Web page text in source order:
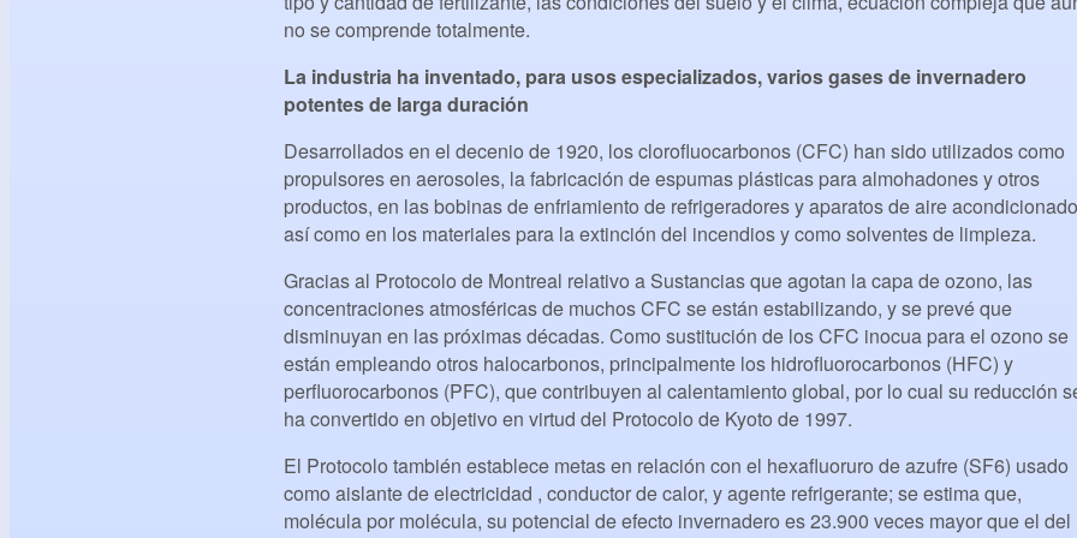
no se comprende totalmente.
La industria ha inventado, para usos especializados, varios gases de invernadero
potentes de larga duración
Desarrollados en el decenio de 1920, los clorofluocarbonos (CFC) han sido utilizados como
propulsores en aerosoles, la fabricación de espumas plásticas para almohadones y otros
productos, en las bobinas de enfriamiento de refrigeradores y aparatos de aire
así como en los materiales para la extinción del incendios y como solventes de limpieza.
Gracias al Protocolo de Montreal relativo a Sustancias que agotan la capa de ozono, las
concentraciones atmosféricas de muchos CFC se están estabilizando, y se prevé que
disminuyan en las próximas décadas. Como sustitución de los CFC inocua para el ozono se
están empleando otros halocarbonos, principalmente los hidrofluorocarbonos (HFC) y
perfluorocarbonos (PFC), que contribuyen al calentamiento global, por lo cual su reducción
ha convertido en objetivo en virtud del Protocolo de Kyoto de 1997.
El Protocolo también establece metas en relación con el hexafluoruro de azufre (SF6) usado
como aislante de electricidad , conductor de calor, y agente refrigerante; se estima que,
molécula por molécula, su potencial de efecto invernadero es 23.900 veces mayor que el del